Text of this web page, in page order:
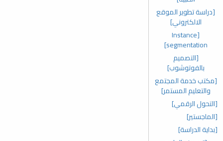
[دراسة تطوير الموقع
الالكتروني]
[Instance
segmentation]
[التصميم
بالفوتوشوب]
[مكتب خدمة المجتمع
والتعليم المستمر]
[التحول الرقمي]
[الماجستير]
[بداية الدراسة]